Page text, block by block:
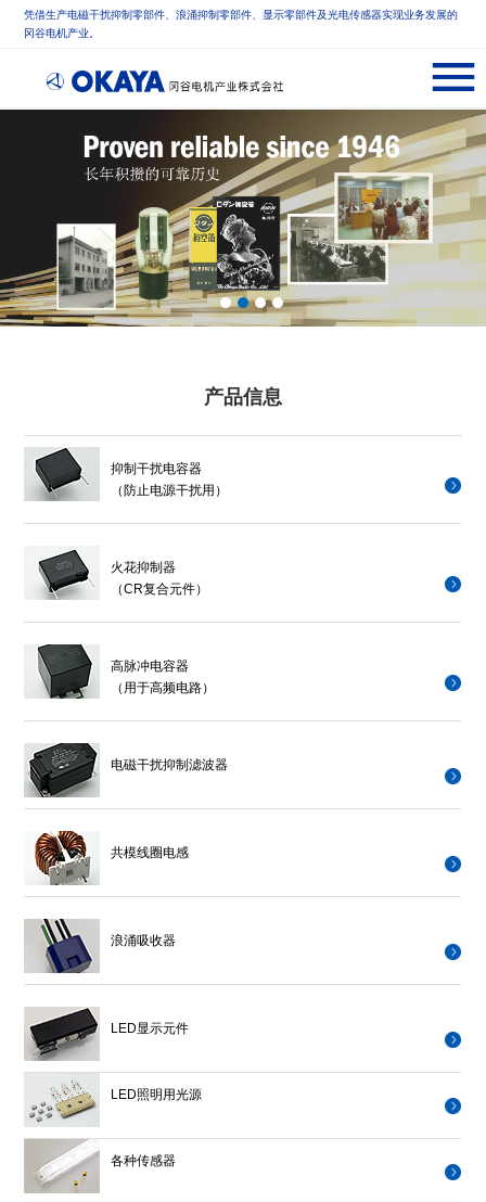
凭借生产电磁干扰抑制零部件、浪涌抑制零部件、显示零部件及光电传感器实现业务发展的
冈谷电机产业。
产品信息
抑制干扰电容器
（防止电源干扰用）
火花抑制器
（CR复合元件）
高脉冲电容器
（用于高频电路）
电磁干扰抑制滤波器
共模线圈电感
浪涌吸收器
LED显示元件
LED照明用光源
各种传感器